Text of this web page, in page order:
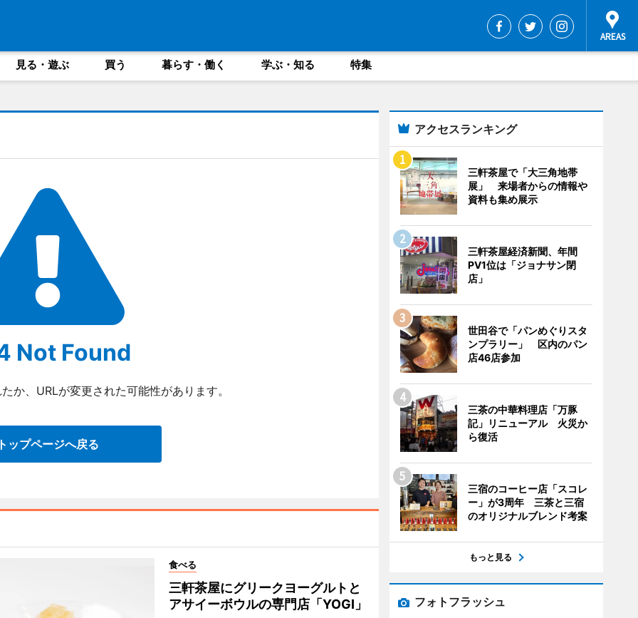
見る・遊ぶ 買う 暮らす・働く 学ぶ・知る 特集
Not Found
か、URLが変更された可能性があります。
ップページへ戻る
食べる
三軒茶屋にグリークヨーグルトと
アサイーボウルの専門店「YOGI」
アクセスランキング
三軒茶屋で「大三角地帯
展」 来場者からの情報や
資料も集め展示
三軒茶屋経済新聞、年間
PV1位は「ジョナサン閉
店」
世田谷で「パンめぐりスタ
ンプラリー」 区内のパン
店46店参加
三茶の中華料理店「万豚
記」リニューアル 火災か
ら復活
三宿のコーヒー店「スコレ
ー」が3周年 三茶と三宿
のオリジナルブレンド考案
もっと見る
フォトフラッシュ